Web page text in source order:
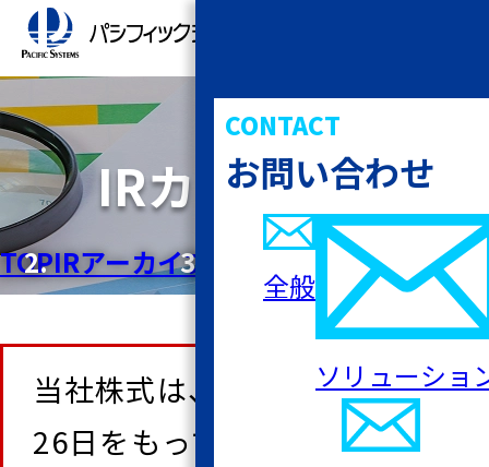
CONTACT
お問い合わせ
全般
ソリューショ
IRカレンダー
TOPIRアーカイブ IRカレンダー
当社株式は、2025年11月
26日をもって上場廃止とな